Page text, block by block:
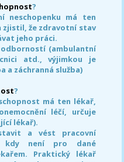
?
neschopenku má ten
zjistil, že zdravotní stav
jeho práci.
(ambulantní
atd., výjimkou je
a záchranná služba)
?
má ten lékař,
léčí, určuje
lékař).
a vést pracovní
kdy není pro dané
Praktický lékař